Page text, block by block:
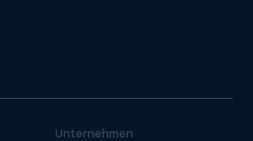
Unternehmen